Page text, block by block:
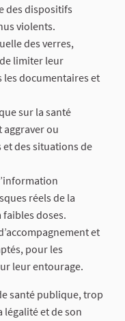
des dispositifs
violents.
des verres,
limiter leur
documentaires et
sur la santé
aggraver ou
des situations de
réels de la
doses.
et
pour les
leur entourage.
santé publique, trop
légalité et de son